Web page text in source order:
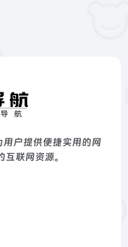
户提供便捷实用的网
联网资源。